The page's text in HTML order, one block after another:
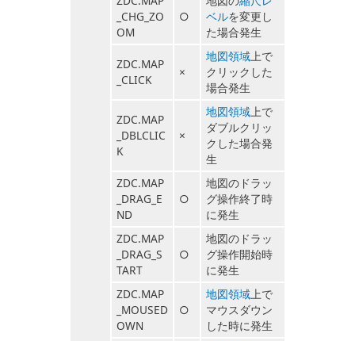
_CHG_ZO
OM
○
ベルを変更し
た場合発生
ZDC.MAP
_CLICK
×
地図領域上で
クリックした
場合発生
ZDC.MAP
_DBLCLIC
K
×
地図領域上で
ダブルクリッ
クした場合発
生
ZDC.MAP
_DRAG_E
ND
○
地図のドラッ
グ操作終了時
に発生
ZDC.MAP
_DRAG_S
TART
○
地図のドラッ
グ操作開始時
に発生
ZDC.MAP
_MOUSED
OWN
○
地図領域上で
マウスダウン
した時に発生